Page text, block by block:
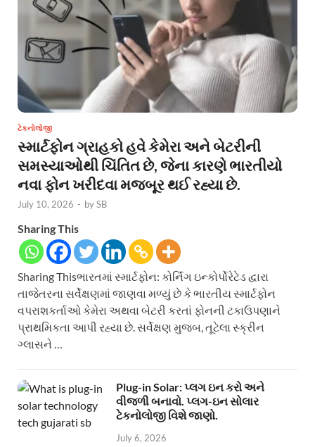
ટેકનોલોજી
સ્માર્ટફોન ગ્રાહકો હવે કેમેરા અને બેટરીની
સમસ્યાઓથી ચિંતિત છે, જેના કારણે ભારતીયો
નવા ફોન ખરીદવા મજબૂર થઈ રહ્યા છે.
July 10, 2026 - bySB
Sharing This
Sharing Thisભારતમાં સ્માર્ટફોન: કોર્નિંગ ઇન્કોર્પોરેટેડ દ્વારા
તાજેતરના સર્વેક્ષણમાં જાણવા મળ્યું છે કે ભારતીય સ્માર્ટફોન
વપરાશકર્તાઓ કેમેરા અથવા બેટરી કરતાં ફોનની ટકાઉપણાને
પ્રાથમિકતા આપી રહ્યા છે. સર્વેક્ષણ મુજબ, તૂટેલા સ્ક્રીન
ગ્લાસને …
Plug-in Solar: પ્લગ ઇન કરો અને
વીજળી બનાવો. પ્લગ-ઇન સોલાર
ટેકનોલોજી વિશે જાણો.
July 6, 2026